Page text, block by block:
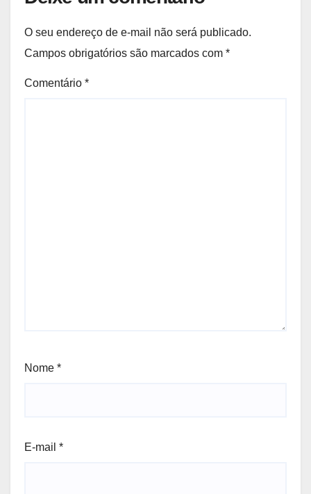
O seu endereço de e-mail não será publicado.
Campos obrigatórios são marcados com *
Comentário *
Nome *
E-mail *